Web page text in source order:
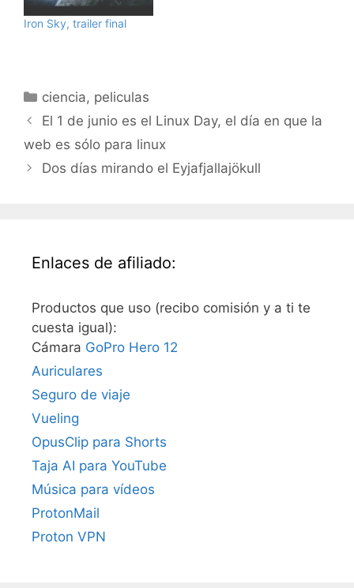
doblada al inglés, sobre
monstruos gigantes
comentarios…
Iron Sky, trailer final
Categorías
ciencia, peliculas
El 1 de junio es el Linux Day, el día en que la
web es sólo para linux
Dos días mirando el Eyjafjallajökull
Enlaces de afiliado:
Productos que uso (recibo comisión y a ti te
cuesta igual):
Cámara GoPro Hero 12
Auriculares
Seguro de viaje
Vueling
OpusClip para Shorts
Taja AI para YouTube
Música para vídeos
ProtonMail
Proton VPN